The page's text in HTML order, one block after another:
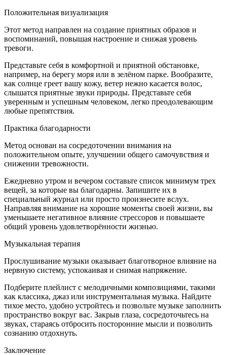
Положительная визуализация
Этот метод направлен на создание приятных образов и
воспоминаний, повышая настроение и снижая уровень
тревоги.
Представьте себя в комфортной и приятной обстановке,
например, на берегу моря или в зелёном парке. Вообразите,
как солнце греет вашу кожу, ветер нежно касается волос,
слышатся приятные звуки природы. Представьте себя
уверенным и успешным человеком, легко преодолевающим
любые препятствия.
Практика благодарности
Метод основан на сосредоточении внимания на
положительном опыте, улучшении общего самочувствия и
снижении тревожности.
Ежедневно утром и вечером составьте список минимум трех
вещей, за которые вы благодарны. Запишите их в
специальный журнал или просто произнесите вслух.
Направляя внимание на хорошие моменты своей жизни, вы
уменьшаете негативное влияние стрессоров и повышаете
общий уровень удовлетворённости жизнью.
Музыкальная терапия
Прослушивание музыки оказывает благотворное влияние на
нервную систему, успокаивая и снимая напряжение.
Подберите плейлист с мелодичными композициями, такими
как классика, джаз или инструментальная музыка. Найдите
тихое место, удобно устройтесь и позвольте музыке заполнить
пространство вокруг вас. Закрыв глаза, сосредоточьтесь на
звуках, стараясь отбросить посторонние мысли и позволить
сознанию отдохнуть.
Заключение